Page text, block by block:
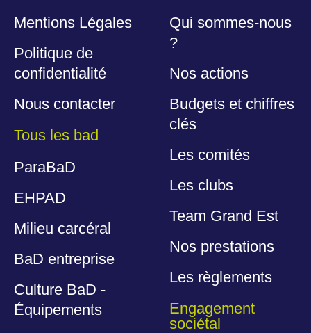
Mentions Légales
Politique de
confidentialité
Nous contacter
Tous les bad
ParaBaD
EHPAD
Milieu carcéral
BaD entreprise
Culture BaD -
Équipements
Qui sommes-nous
?
Nos actions
Budgets et chiffres
clés
Les comités
Les clubs
Team Grand Est
Nos prestations
Les règlements
Engagement
sociétal